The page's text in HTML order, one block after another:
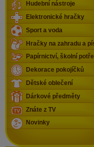
Hudební nástroje
Elektronické hračky
Sport a voda
Hračky na zahradu a
Papírnictví, školní
Dekorace pokojíčků
Dětské oblečení
Dárkové předměty
Znáte z TV
Novinky